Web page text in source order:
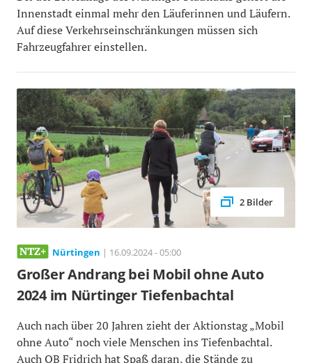
Innenstadt einmal mehr den Läuferinnen und Läufern.
Auf diese Verkehrseinschränkungen müssen sich
Fahrzeugfahrer einstellen.
2 Bilder
Nürtingen | 16.09.2024 - 05:00
Großer Andrang bei Mobil ohne Auto
2024 im Nürtinger Tiefenbachtal
Auch nach über 20 Jahren zieht der Aktionstag „Mobil
ohne Auto“ noch viele Menschen ins Tiefenbachtal.
Auch OB Fridrich hat Spaß daran, die Stände zu